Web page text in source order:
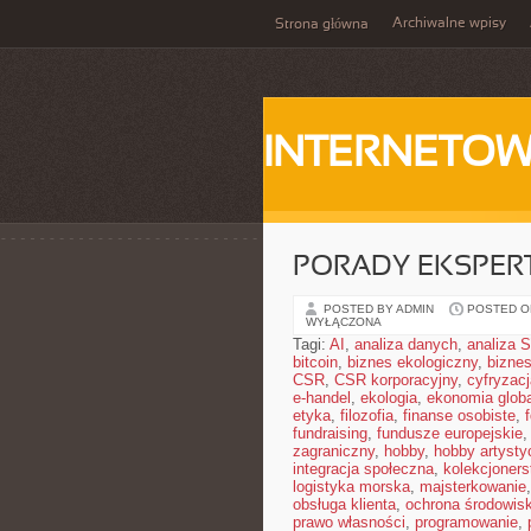
Strona główna Archiwalne wpisy
PORADY
POSTED BY ADMIN POSTED
WYŁĄCZONA
Tagi: AI , analiza danych, analiza
bitcoin, biznes ekologiczny,
CSR, CSR korporacyjny,
e-handel , ekologia, ekonomia
etyka, filozofia, finanse osobiste,
fundraising, fundusze europejskie,
zagraniczny, hobby, hobby
integracja społeczna,
logistyka morska, majsterkowanie,
obsługa klienta, ochrona
prawo własności, programowanie,